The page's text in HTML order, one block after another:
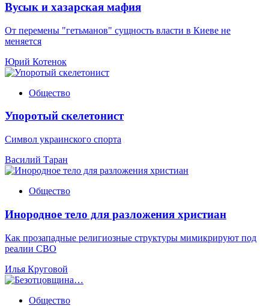
Вусык и хазарская мафия
От перемены "гетьманов" сущность власти в Киеве не
меняется
Юрий Котенок
Общество
Упоротый скелетонист
Символ украинского спорта
Василий Таран
Общество
Инородное тело для разложения христиан
Как прозападные религиозные структуры мимикрируют под
реалии СВО
Илья Круговой
Общество